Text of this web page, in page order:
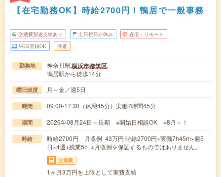
【在宅勤務OK】時給2700円！鴨居で一般事務
交通費別途支給あり 土日祝日が休み 在宅・リモート
WEB登録OK 派遣
勤務地 神奈川県横浜市都筑区
鴨居駅から徒歩14分
曜日頻度 月～金／週5日
時間 09:00-17:30（休憩45分）実働7時間45分
期間 2026年08月24日～長期 ※開始日相談OK ※8月～！
時給
時給2700円 月収例 43万円 時給2700円×実働7h45m×週5
日×4週+残業5h ※月収例を保証するものではありません。
交通費
1ヶ月3万円を上限として実費支給